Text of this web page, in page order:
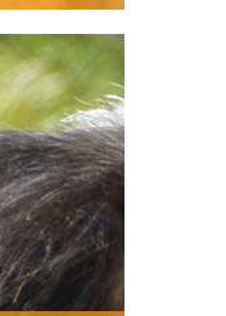
nombre
o de
regalo